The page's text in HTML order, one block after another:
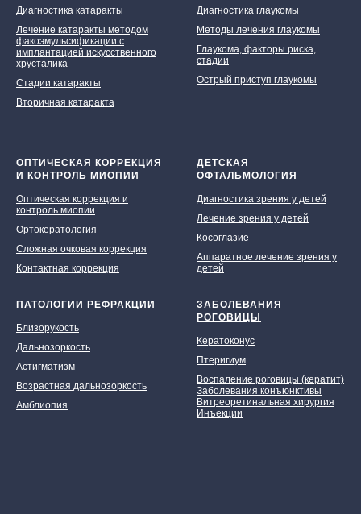
Диагностика катаракты
Лечение катаракты методом
факоэмульсификации с
имплантацией искусственного
хрусталика
Стадии катаракты
Вторичная катаракта
Диагностика глаукомы
Методы лечения глаукомы
Глаукома, факторы риска,
стадии
Острый приступ глаукомы
ОПТИЧЕСКАЯ КОРРЕКЦИЯ
И КОНТРОЛЬ МИОПИИ
Оптическая коррекция и
контроль миопии
Ортокератология
Сложная очковая коррекция
Контактная коррекция
ДЕТСКАЯ
ОФТАЛЬМОЛОГИЯ
Диагностика зрения у детей
Лечение зрения у детей
Косоглазие
Аппаратное лечение зрения у
детей
ПАТОЛОГИИ РЕФРАКЦИИ
Близорукость
Дальнозоркость
Астигматизм
Возрастная дальнозоркость
Амблиопия
ЗАБОЛЕВАНИЯ
РОГОВИЦЫ
Кератоконус
Птеригиум
Воспаление роговицы (кератит)
Заболевания конъюнктивы
Витреоретинальная хирургия
Инъекции